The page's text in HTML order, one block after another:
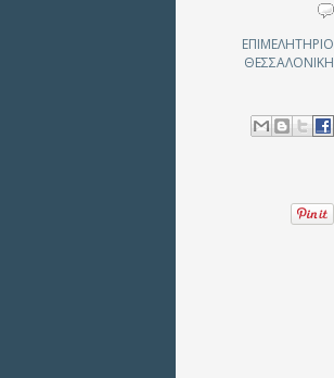
ΕΠΙΜΕΛΗΤΗΡΙΟ
ΘΕΣΣΑΛΟΝΙΚΗ